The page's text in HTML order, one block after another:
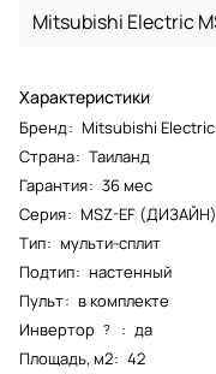
Характеристики
Бренд: Mitsubishi Electric
Страна: Таиланд
Гарантия: 36 мес
Серия: MSZ-EF (ДИЗАЙН)
Тип: мульти-сплит
Подтип: настенный
Пульт: в комплекте
Инвертор ? : да
Площадь, м2: 42